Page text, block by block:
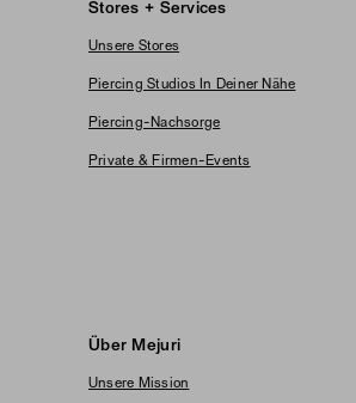
Stores + Services
Unsere Stores
Piercing Studios In Deiner Nähe
Piercing-Nachsorge
Private & Firmen-Events
Über Mejuri
Unsere Mission